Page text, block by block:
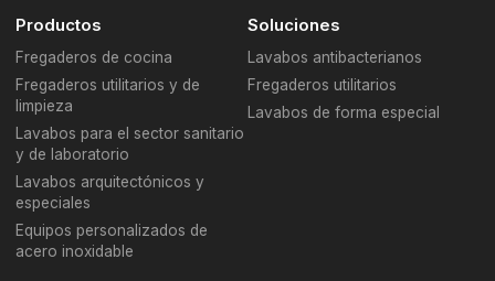
Productos
Fregaderos de cocina
Fregaderos utilitarios y de
limpieza
Lavabos para el sector sanitario
y de laboratorio
Lavabos arquitectónicos y
especiales
Equipos personalizados de
acero inoxidable
Soluciones
Lavabos antibacterianos
Fregaderos utilitarios
Lavabos de forma especial